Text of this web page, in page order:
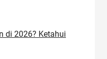
di 2026? Ketahui